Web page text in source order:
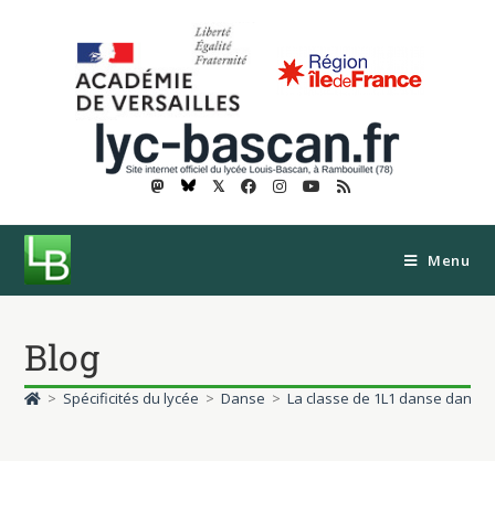
𝕏
Menu
Blog
> Spécificités du lycée > Danse > La classe de 1L1 danse dans